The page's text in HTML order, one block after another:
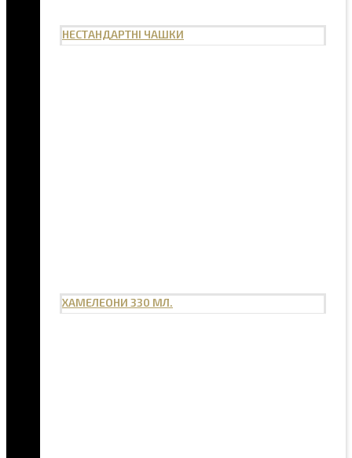
НЕСТАНДАРТНІ ЧАШКИ
ХАМЕЛЕОНИ 330 МЛ.